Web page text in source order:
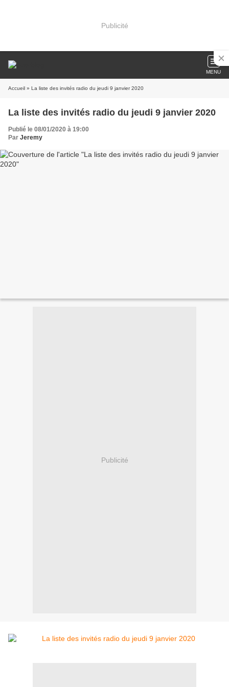
Publicité
MENU
Accueil » La liste des invités radio du jeudi 9 janvier 2020
La liste des invités radio du jeudi 9 janvier 2020
Publié le 08/01/2020 à 19:00
Par Jeremy
Publicité